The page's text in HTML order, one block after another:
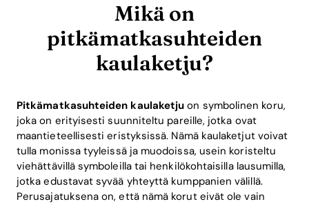
Mikä on
pitkämatkasuhteiden
kaulaketju?
Pitkämatkasuhteiden kaulaketju on symbolinen koru,
joka on erityisesti suunniteltu pareille, jotka ovat
maantieteellisesti eristyksissä. Nämä kaulaketjut voivat
tulla monissa tyyleissä ja muodoissa, usein koristeltu
viehättävillä symboleilla tai henkilökohtaisilla lausumilla,
jotka edustavat syvää yhteyttä kumppanien välillä.
Perusajatuksena on, että nämä korut eivät ole vain